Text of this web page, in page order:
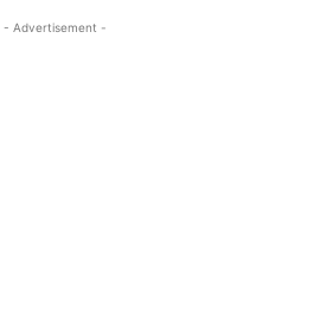
- Advertisement -